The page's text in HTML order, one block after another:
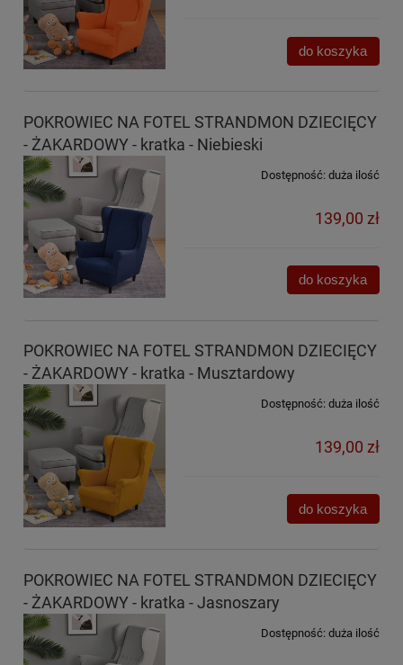
do koszyka
POKROWIEC NA FOTEL STRANDMON DZIECIĘCY
- ŻAKARDOWY - kratka - Niebieski
Dostępność: duża ilość
139,00 zł
do koszyka
POKROWIEC NA FOTEL STRANDMON DZIECIĘCY
- ŻAKARDOWY - kratka - Musztardowy
Dostępność: duża ilość
139,00 zł
do koszyka
POKROWIEC NA FOTEL STRANDMON DZIECIĘCY
- ŻAKARDOWY - kratka - Jasnoszary
Dostępność: duża ilość